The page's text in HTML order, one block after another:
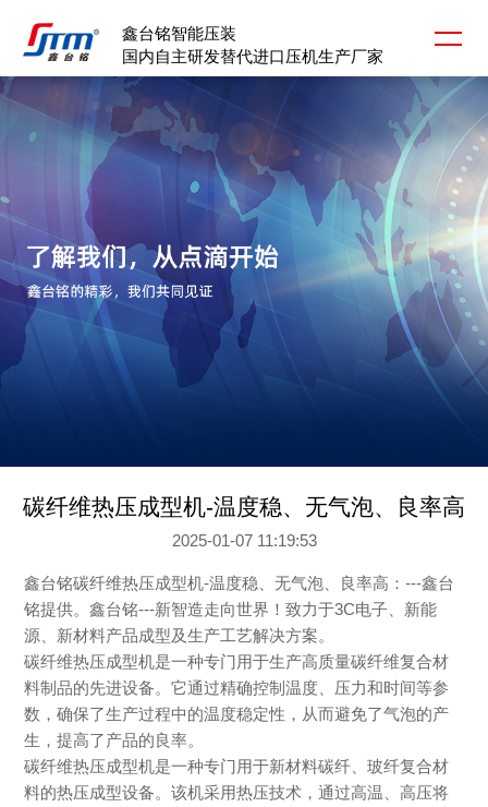
鑫台铭智能压装
国内自主研发替代进口压机生产厂家
碳纤维热压成型机-温度稳、无气泡、良率高
2025-01-07 11:19:53
鑫台铭碳纤维热压成型机-温度稳、无气泡、良率高：---鑫台
铭提供。鑫台铭---新智造走向世界！致力于3C电子、新能
源、新材料产品成型及生产工艺解决方案。
碳纤维热压成型机是一种专门用于生产高质量碳纤维复合材
料制品的先进设备。它通过精确控制温度、压力和时间等参
数，确保了生产过程中的温度稳定性，从而避免了气泡的产
生，提高了产品的良率。
碳纤维热压成型机是一种专门用于新材料碳纤、玻纤复合材
料的热压成型设备。该机采用热压技术，通过高温、高压将